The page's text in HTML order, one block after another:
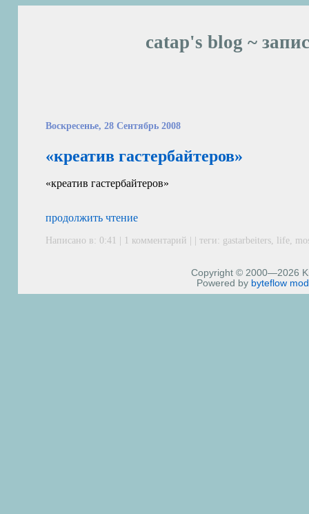
catap's blog ~
Воскресенье, 28 Сентябрь 2008
«креатив гастербайтеров»
«креатив гастербайтеров»
продолжить чтение
Написано в: 0:41 | 1 комментарий | | теги: gastarbeiters life
Copyright © 2000—2026
Powered by byteflow